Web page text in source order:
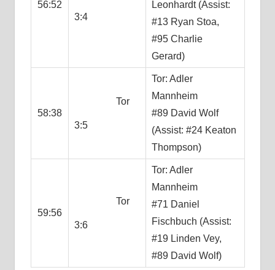
56:52
3:4
Leonhardt (Assist:
#13 Ryan Stoa,
#95 Charlie
Gerard)
58:38
Tor
3:5
Tor: Adler
Mannheim
#89 David Wolf
(Assist: #24 Keaton
Thompson)
59:56
Tor
3:6
Tor: Adler
Mannheim
#71 Daniel
Fischbuch (Assist:
#19 Linden Vey,
#89 David Wolf)